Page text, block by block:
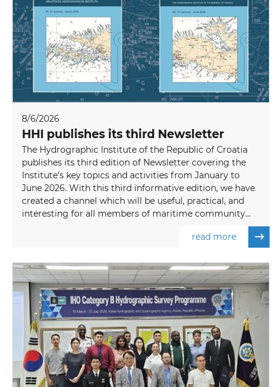
8/6/2026
HHI publishes its third Newsletter
The Hydrographic Institute of the Republic of Croatia
publishes its third edition of Newsletter covering the
Institute's key topics and activities from January to
June 2026. With this third informative edition, we have
created a channel which will be useful, practical, and
interesting for all members of maritime community...
read more